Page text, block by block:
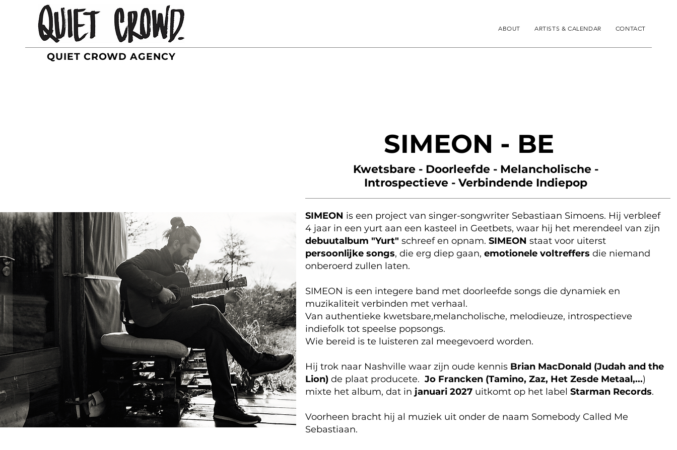
QUIET CROWD AGENCY
ABOUT ARTISTS & CALENDAR CONTACT
SIMEON - BE
Kwetsbare - Doorleefde - Melancholische -
Introspectieve - Verbindende Indiepop
SIMEON is een project van singer-songwriter Sebastiaan Simoens. Hij verbleef
4 jaar in een yurt aan een kasteel in Geetbets, waar hij het merendeel van zijn
debuutalbum "Yurt" schreef en opnam. SIMEON staat voor uiterst
persoonlijke songs, die erg diep gaan, emotionele voltreffers die niemand
onberoerd zullen laten.
SIMEON is een integere band met doorleefde songs die dynamiek en
muzikaliteit verbinden met verhaal.
Van authentieke kwetsbare,melancholische, melodieuze, introspectieve
indiefolk tot speelse popsongs.
Wie bereid is te luisteren zal meegevoerd worden.
Hij trok naar Nashville waar zijn oude kennis Brian MacDonald (Judah and the
Lion) de plaat producete. Jo Francken (Tamino, Zaz, Het Zesde Metaal,...)
mixte het album, dat in januari 2027 uitkomt op het label Starman Records.
Voorheen bracht hij al muziek uit onder de naam Somebody Called Me
Sebastiaan.